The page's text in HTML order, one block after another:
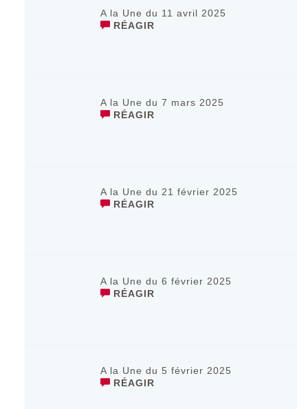
A la Une du 11 avril 2025
RÉAGIR
A la Une du 7 mars 2025
RÉAGIR
A la Une du 21 février 2025
RÉAGIR
A la Une du 6 février 2025
RÉAGIR
A la Une du 5 février 2025
RÉAGIR